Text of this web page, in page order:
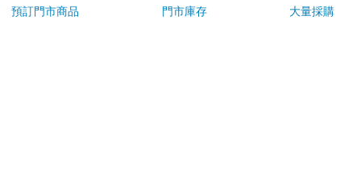
鮮食品）
預訂門市商品 門市庫存 大量採購